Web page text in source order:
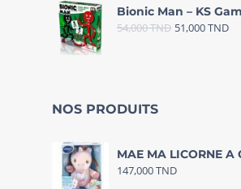
Bionic Man – KS
54,000TND 51,000TND
NOS PRODUITS
MAE MA LICORNE A
147,000TND